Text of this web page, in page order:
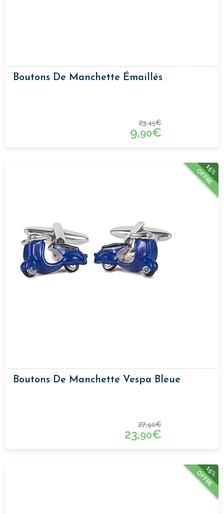
Boutons De Manchette Émaillés
23,45€
9,90€
15%
OFFRE
Boutons De Manchette Vespa Bleue
27,90€
23,90€
15%
OFFRE